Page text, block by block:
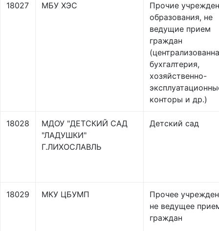
18027 МБУ ХЭС
Прочие
образования, не
ведущие прием
граждан
бухгалтерия,
хозяйственно-
конторы и др.)
18028
МДОУ "ДЕТСКИЙ САД
"ЛАДУШКИ"
Г.ЛИХОСЛАВЛЬ
Детский сад
18029 МКУ ЦБУМП
Прочее
не ведущее
граждан